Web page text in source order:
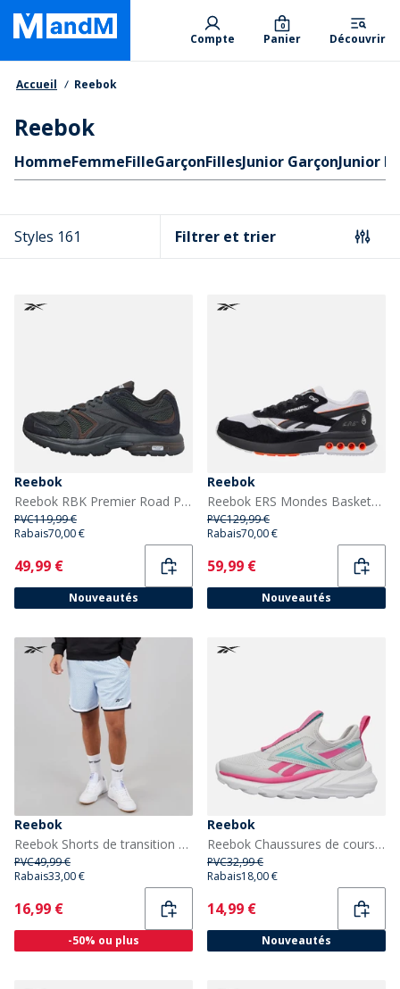
Skip
main
content
Primary departments
Compte Panier
0
Découvrir
Fil d'Ariane
Accueil Reebok
Reebok
Liens rapides
HommeFemmeFilleGarçonFillesJunior GarçonJunior
Styles 161 Filtrer et trier
Reebok
Reebok RBK Premier Road Plus VI Baskets Gris/Gris/Noir
PVC119,99 €
Rabais70,00 €
Current
49,99 €
Nouveautés
Reebok
Reebok ERS Mondes Baskets Noir/Blanc/Chrome
PVC129,99 €
Rabais70,00 €
Current
59,99 €
Nouveautés
Reebok
Reebok Shorts de transition de basketball Reebok Homme de 7 pouces Y2K Blue
PVC49,99 €
Rabais33,00 €
Current
16,99 €
-50% ou plus
Reebok
Reebok Chaussures de course neutres Lite Spinner Fille Mist Grey/True Pink/Aqua
PVC32,99 €
Rabais18,00 €
Current
14,99 €
Nouveautés